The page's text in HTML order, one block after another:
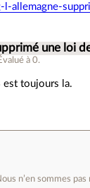
allemagne-
une loi
à0.
est toujours la.
n’en sommes pas